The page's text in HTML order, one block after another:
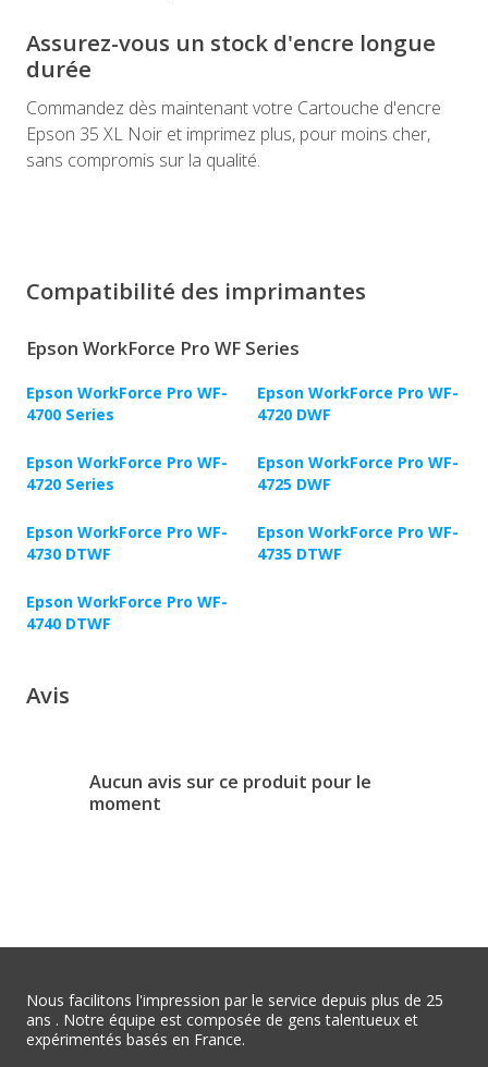
Assurez-vous un stock d'encre longue
durée
Commandez dès maintenant votre Cartouche d'encre
Epson 35 XL Noir et imprimez plus, pour moins cher,
sans compromis sur la qualité.
Compatibilité des imprimantes
Epson WorkForce Pro WF Series
Epson WorkForce Pro WF-
4700 Series
Epson WorkForce Pro WF-
4720 DWF
Epson WorkForce Pro WF-
4720 Series
Epson WorkForce Pro WF-
4725 DWF
Epson WorkForce Pro WF-
4730 DTWF
Epson WorkForce Pro WF-
4735 DTWF
Epson WorkForce Pro WF-
4740 DTWF
Avis
Aucun avis sur ce produit pour le
moment
Nous facilitons l'impression par le service depuis plus de 25
ans . Notre équipe est composée de gens talentueux et
expérimentés basés en France.